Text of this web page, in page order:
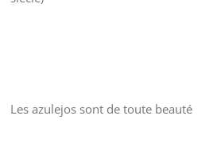
Les azulejos sont de toute beauté